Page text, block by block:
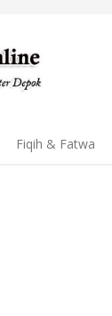
Fiqih & Fatwa